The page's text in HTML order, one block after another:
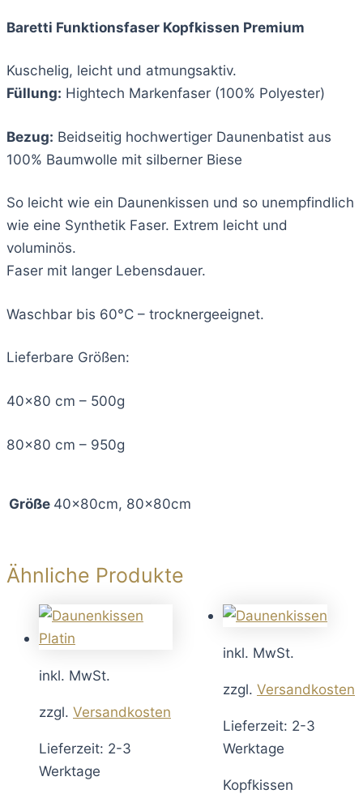
Baretti Funktionsfaser Kopfkissen Premium
Kuschelig, leicht und atmungsaktiv.
Füllung: Hightech Markenfaser (100% Polyester)
Bezug: Beidseitig hochwertiger Daunenbatist aus
100% Baumwolle mit silberner Biese
So leicht wie ein Daunenkissen und so unempfindlich
wie eine Synthetik Faser. Extrem leicht und
voluminös.
Faser mit langer Lebensdauer.
Waschbar bis 60°C – trocknergeeignet.
Lieferbare Größen:
40×80 cm – 500g
80×80 cm – 950g
Größe 40x80cm, 80x80cm
Ähnliche Produkte
inkl. MwSt.
zzgl. Versandkosten
Lieferzeit: 2-3
Werktage
inkl. MwSt.
zzgl. Versandkosten
Lieferzeit: 2-3
Werktage
Kopfkissen